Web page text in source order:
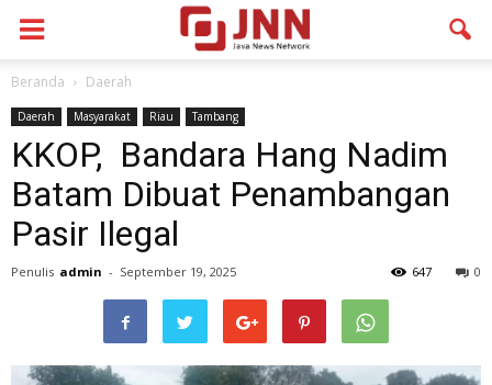
Beranda Daerah
Daerah Masyarakat Riau Tambang
KKOP, Bandara Hang Nadim
Batam Dibuat Penambangan
Pasir Ilegal
Penulis admin - September 19, 2025 0
647